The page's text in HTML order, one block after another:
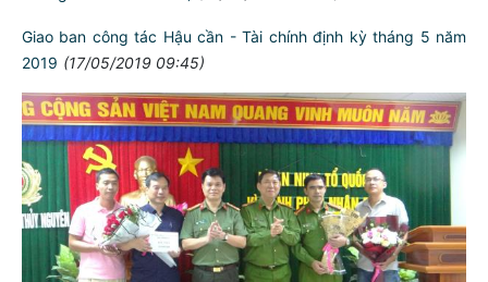
Giao ban công tác Hậu cần - Tài chính định kỳ tháng 5 năm
2019 (17/05/2019 09:45)